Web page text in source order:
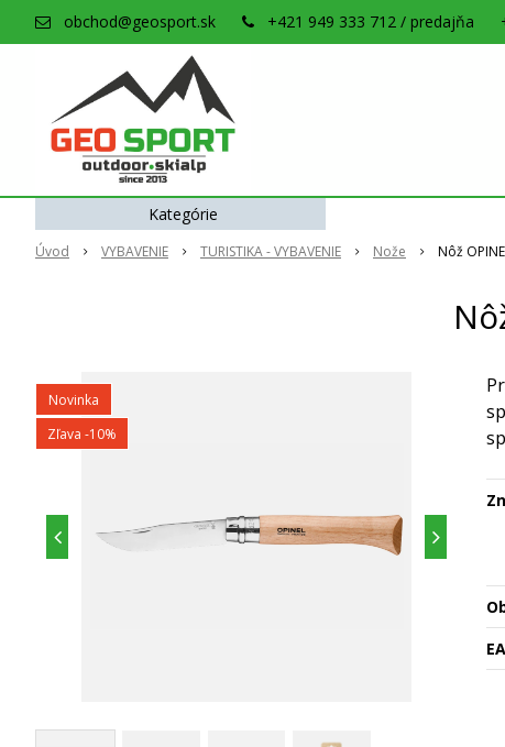
obchod@geosport.sk +421 949 333 712 / predajňa
Úvod VYBAVENIE TURISTIKA - VYBAVENIE Nože Nôž
Novinka
Zľava -10%
Kategórie